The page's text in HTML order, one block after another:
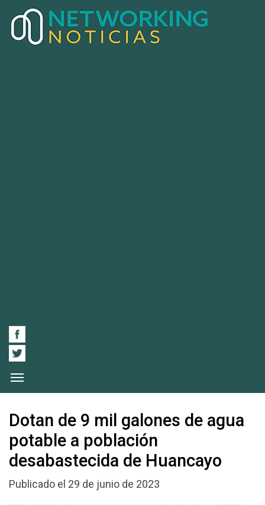
Dotan de 9 mil galones de agua
potable a población
desabastecida de Huancayo
Publicado el 29 de junio de 2023